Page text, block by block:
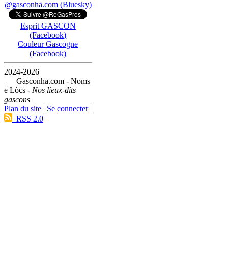
@gasconha.com (Bluesky)
Esprit GASCON
(Facebook)
Couleur Gascogne
(Facebook)
2024-2026
— Gasconha.com - Noms
e Lòcs - Nos lieux-dits
gascons
Plan du site | Se connecter|
RSS 2.0